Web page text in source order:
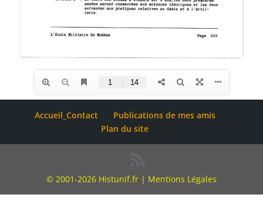
Accueil_Contact
Publications de mes amis
Plan du site
© 2001-2026 Histunif.fr | Mentions Légales